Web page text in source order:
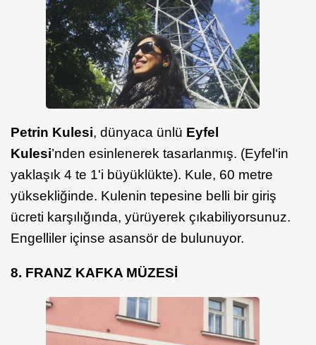
Petrin Kulesi, dünyaca ünlü Eyfel
Kulesi’nden esinlenerek tasarlanmış. (Eyfel‘in
yaklaşık 4 te 1'i büyüklükte). Kule, 60 metre
yüksekliğinde. Kulenin tepesine belli bir giriş
ücreti karşılığında, yürüyerek çıkabiliyorsunuz.
Engelliler içinse asansör de bulunuyor.
8. FRANZ KAFKA MÜZESİ